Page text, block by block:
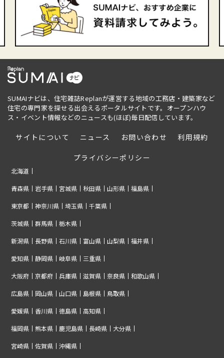
SUMAIナビは、住宅雑誌Replanが運営する地域の工務店・建築家など
住宅の専門家を探せる出会えるポータルサイトです。オープンハウ
ス・イベント情報などのニュースも(ほぼ)毎日配信しています。
サイトについて ニュース お問い合わせ 利用規約
プライバシーポリシー
北海道
青森県 岩手県 宮城県 秋田県 山形県 福島県
東京都 神奈川県 埼玉県 千葉県
茨城県 群馬県 栃木県
新潟県 長野県 石川県 富山県 山梨県 福井県
愛知県 静岡県 岐阜県 三重県
大阪府 京都府 兵庫県 滋賀県 奈良県 和歌山県
広島県 岡山県 山口県 島根県 鳥取県
愛媛県 香川県 徳島県 高知県
福岡県 熊本県 鹿児島県 長崎県 大分県
宮崎県 佐賀県 沖縄県